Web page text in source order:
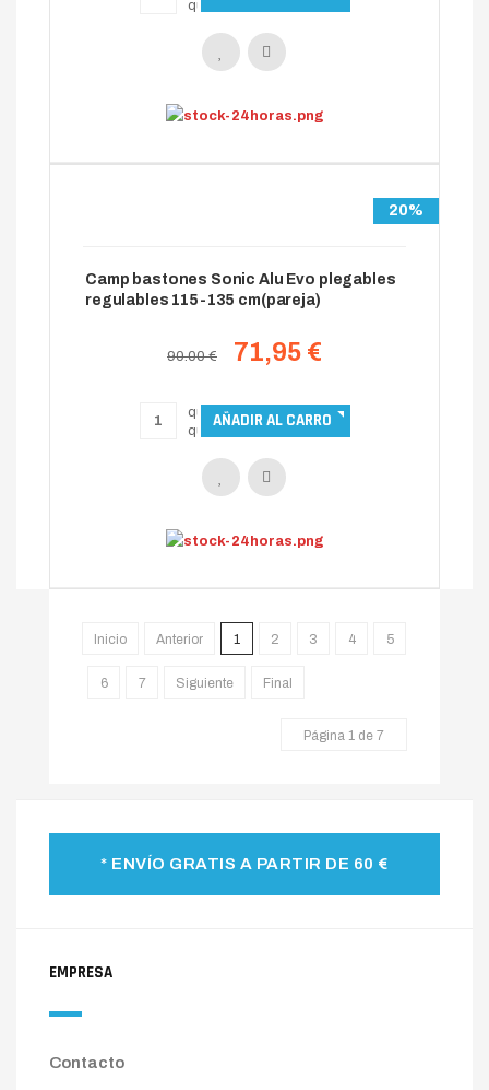
20%
Camp bastones Sonic Alu Evo plegables
regulables 115-135 cm(pareja)
90.00 € 71,95 €
Inicio Anterior 1 2 3 4 5
6 7 Siguiente Final
Página 1 de 7
* ENVÍO GRATIS A PARTIR DE 60 €
EMPRESA
Contacto